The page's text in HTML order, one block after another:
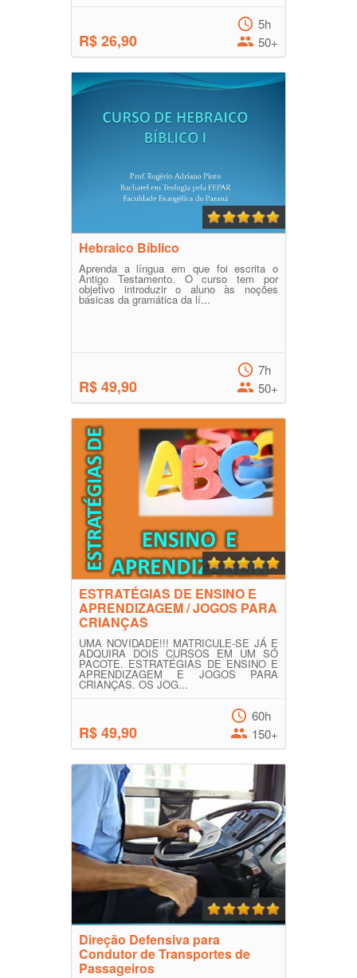
R$ 26,90
5h
50+
Hebraico Bíblico
Aprenda a língua em que foi escrita o
Antigo Testamento. O curso tem por
objetivo introduzir o aluno às noções
básicas da gramática da lí...
R$ 49,90
7h
50+
ESTRATÉGIAS DE ENSINO E
APRENDIZAGEM / JOGOS PARA
CRIANÇAS
UMA NOVIDADE!!! MATRICULE-SE JÁ E
ADQUIRA DOIS CURSOS EM UM SÓ
PACOTE. ESTRATÉGIAS DE ENSINO E
APRENDIZAGEM E JOGOS PARA
CRIANÇAS. OS JOG...
R$ 49,90
60h
150+
Direção Defensiva para
Condutor de Transportes de
Passageiros